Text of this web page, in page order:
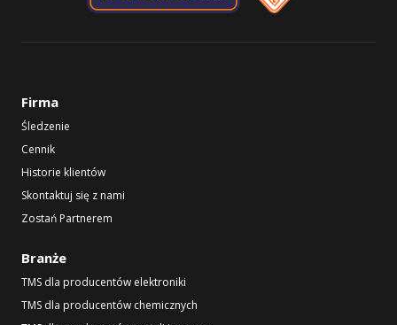
Firma
Śledzenie
Cennik
Historie klientów
Skontaktuj się z nami
Zostań Partnerem
Branże
TMS dla producentów elektroniki
TMS dla producentów chemicznych